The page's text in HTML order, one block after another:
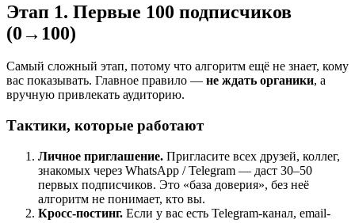
Этап 1. Первые 100 подписчиков
(0→100)
Самый сложный этап, потому что алгоритм ещё не знает, кому
вас показывать. Главное правило — не ждать органики, а
вручную привлекать аудиторию.
Тактики, которые работают
Личное приглашение. Пригласите всех друзей, коллег,
знакомых через WhatsApp / Telegram — даст 30–50
первых подписчиков. Это «база доверия», без неё
алгоритм не понимает, кто вы.
Кросс-постинг. Если у вас есть Telegram-канал, email-